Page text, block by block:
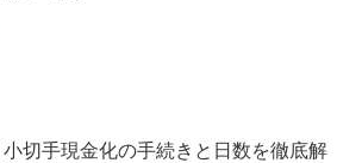
小切手現金化の手続きと日数を徹底解